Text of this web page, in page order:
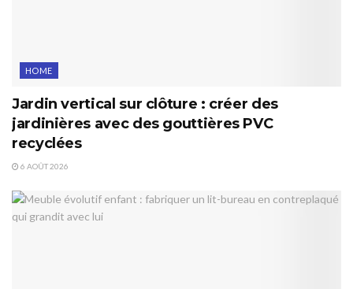
HOME
Jardin vertical sur clôture : créer des
jardinières avec des gouttières PVC
recyclées
6 AOÛT 2026